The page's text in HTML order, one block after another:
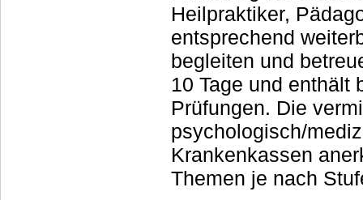
Heilpraktiker,
entsprechend
begleiten und
10 Tage und enthält
Prüfungen. Die
psychologisch/
Krankenkassen anerkannt. Konkret hilft Ihnen ein
Themen je nach